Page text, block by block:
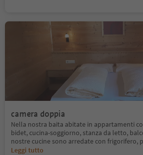
camera doppia
Nella nostra baita abitate in appartamenti
bidet, cucina-soggiorno, stanza da letto,
nostre cucine sono arredate con frigorifero,
Leggi tutto